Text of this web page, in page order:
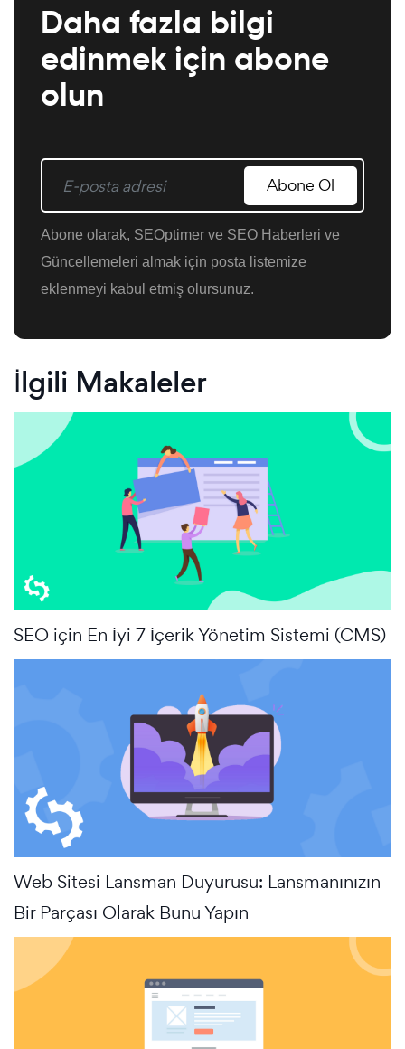
Daha fazla bilgi
edinmek için abone
olun
Abone Ol
Abone olarak, SEOptimer ve SEO Haberleri ve
Güncellemeleri almak için posta listemize
eklenmeyi kabul etmiş olursunuz.
İlgili Makaleler
SEO için En İyi 7 İçerik Yönetim Sistemi (CMS)
Web Sitesi Lansman Duyurusu: Lansmanınızın
Bir Parçası Olarak Bunu Yapın